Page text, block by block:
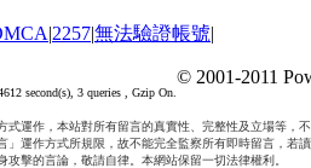
|2257|無法驗證帳號|
second(s), 3 queries , Gzip On.
© 2001-2011
式運作，本站對所有留言的真實性、完整性及立場等
」運作方式所規限，故不能完全監察所有即時留言，
擊的言論，敬請自律。本網站保留一切法律權利。